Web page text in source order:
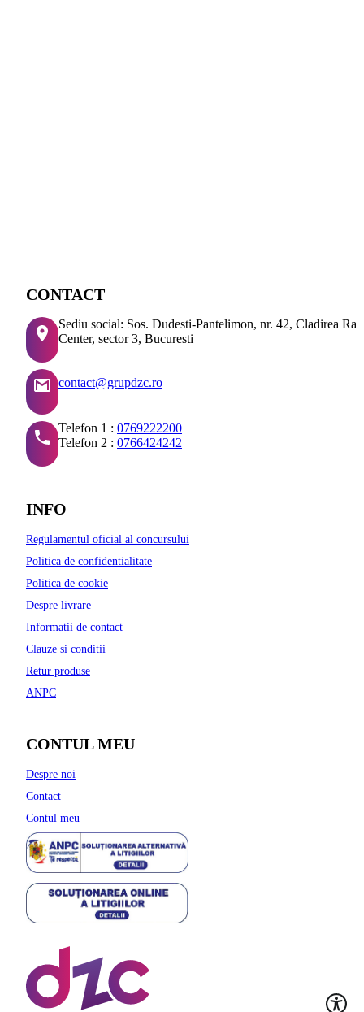
CONTACT
Sediu social: Sos. Dudesti-Pantelimon, nr. 42, Cladirea
Center, sector 3, Bucuresti
contact@grupdzc.ro
Telefon 1 : 0769222200
Telefon 2 : 0766424242
INFO
Regulamentul oficial al concursului
Politica de confidentialitate
Politica de cookie
Despre livrare
Informatii de contact
Clauze si conditii
Retur produse
ANPC
CONTUL MEU
Despre noi
Contact
Contul meu